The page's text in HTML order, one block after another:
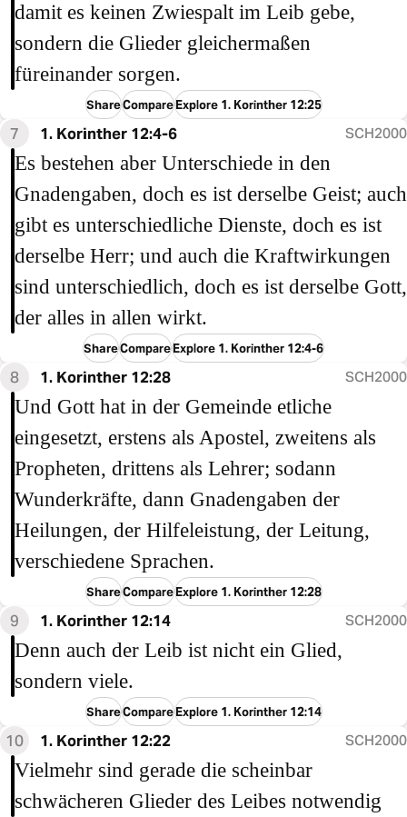
damit es keinen Zwiespalt im Leib gebe,
sondern die Glieder gleichermaßen
füreinander sorgen.
ShareCompareExplore 1. Korinther 12:25
7 1. Korinther 12:4-6 SCH2000
Es bestehen aber Unterschiede in den
Gnadengaben, doch es ist derselbe Geist; auch
gibt es unterschiedliche Dienste, doch es ist
derselbe Herr; und auch die Kraftwirkungen
sind unterschiedlich, doch es ist derselbe Gott,
der alles in allen wirkt.
ShareCompareExplore 1. Korinther 12:4-6
8 1. Korinther 12:28 SCH2000
Und Gott hat in der Gemeinde etliche
eingesetzt, erstens als Apostel, zweitens als
Propheten, drittens als Lehrer; sodann
Wunderkräfte, dann Gnadengaben der
Heilungen, der Hilfeleistung, der Leitung,
verschiedene Sprachen.
ShareCompareExplore 1. Korinther 12:28
9 1. Korinther 12:14 SCH2000
Denn auch der Leib ist nicht ein Glied,
sondern viele.
ShareCompareExplore 1. Korinther 12:14
10 1. Korinther 12:22 SCH2000
Vielmehr sind gerade die scheinbar
schwächeren Glieder des Leibes notwendig